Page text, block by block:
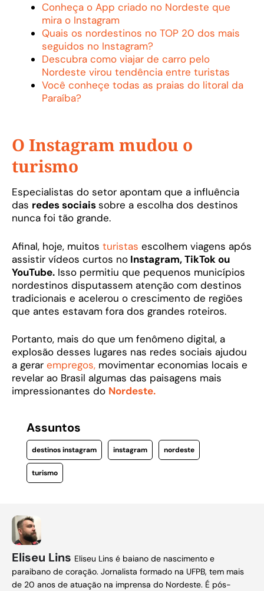
Conheça o App criado no Nordeste que
mira o Instagram
Quais os nordestinos no TOP 20 dos mais
seguidos no Instagram?
Descubra como viajar de carro pelo
Nordeste virou tendência entre turistas
Você conheçe todas as praias do litoral da
Paraíba?
O Instagram mudou o
turismo
Especialistas do setor apontam que a influência
das redes sociaissobre a escolha dos destinos
nunca foi tão grande.
Afinal, hoje, muitos turistas escolhem viagens após
assistir vídeos curtos no Instagram, TikTok ou
YouTube. Isso permitiu que pequenos municípios
nordestinos disputassem atenção com destinos
tradicionais e acelerou o crescimento de regiões
que antes estavam fora dos grandes roteiros.
Portanto, mais do que um fenômeno digital, a
explosão desses lugares nas redes sociais ajudou
a gerar empregos, movimentar economias locais e
revelar ao Brasil algumas das paisagens mais
impressionantes do Nordeste.
Assuntos
destinos instagram instagram nordeste
turismo
Eliseu Lins Eliseu Lins é baiano de nascimento e
paraibano de coração. Jornalista formado na UFPB, tem mais
de 20 anos de atuação na imprensa do Nordeste. É pós-